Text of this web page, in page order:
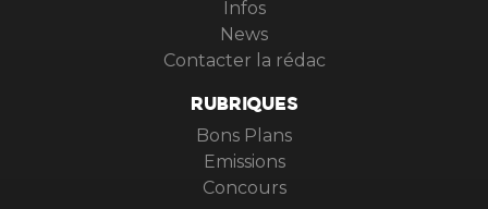
Infos
News
Contacter la rédac
RUBRIQUES
Bons Plans
Emissions
Concours